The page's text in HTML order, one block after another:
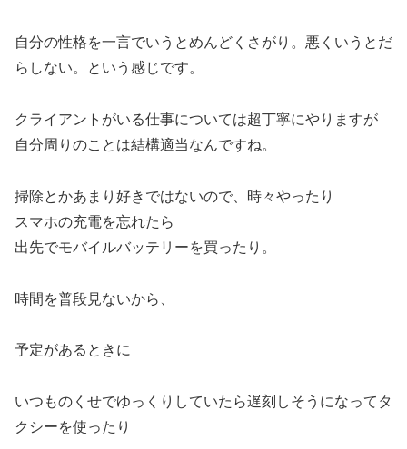
自分の性格を一言でいうとめんどくさがり。悪くいうとだ
らしない。という感じです。
クライアントがいる仕事については超丁寧にやりますが
自分周りのことは結構適当なんですね。
掃除とかあまり好きではないので、時々やったり
スマホの充電を忘れたら
出先でモバイルバッテリーを買ったり。
時間を普段見ないから、
予定があるときに
いつものくせでゆっくりしていたら遅刻しそうになってタ
クシーを使ったり